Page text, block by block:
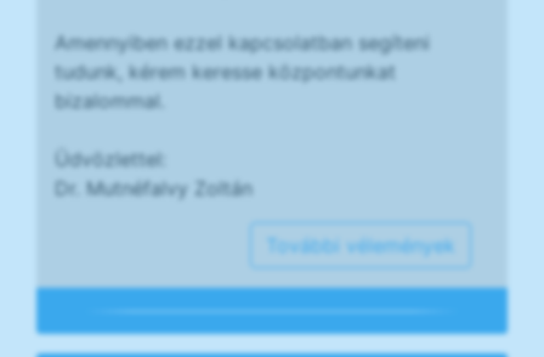
Amennyiben ezzel kapcsolatban segíteni
tudunk, kérem keresse központunkat
bizalommal.
Üdvözlettel:
Dr. Mutnéfalvy Zoltán
További vélemények